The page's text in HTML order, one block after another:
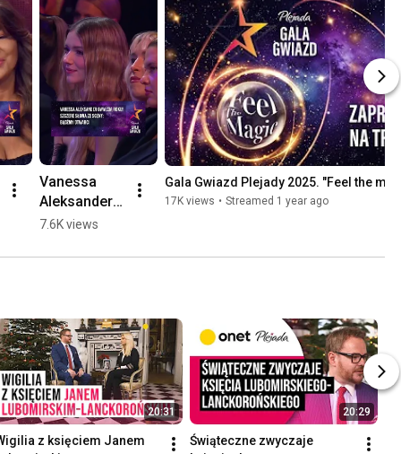
Vanessa
Aleksander
Gwiazdą
Szczere
"Bądźmy
otwarci"
7.6K views
Gala Gwiazd Plejady 2025. "Feel the
17K views • Streamed 1 year ago
20:31
z księciem Janem
20:29
Świąteczne zwyczaje